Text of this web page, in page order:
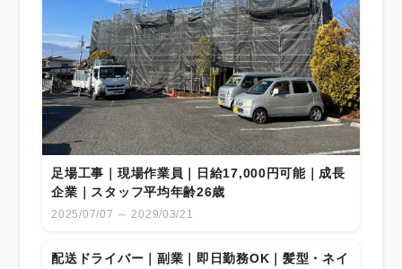
足場工事｜現場作業員｜日給17,000円可能｜成長
企業｜スタッフ平均年齢26歳
2025/07/07 ～ 2029/03/21
配送ドライバー｜副業｜即日勤務OK｜髪型・ネイ